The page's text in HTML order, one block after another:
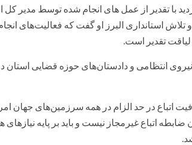
با تقدیر از عمل های انجام شده توسط مدیر کل
استانداری البرز او گفت که فعالیت‌های
لیاقت تقدیر است.
انتظامی و دادستان‌های حوزه قضایی استان
اتباع در حد الزام در همه سرزمین‌های جهان
اتباع غیرمجاز نیست و باید بر پایه نیاز‌های